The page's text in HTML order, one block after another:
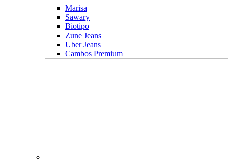
Marisa
Sawary
Biotipo
Zune Jeans
Uber Jeans
Cambos Premium